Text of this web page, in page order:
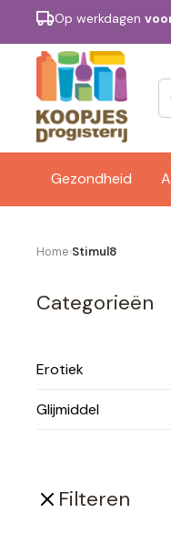
Op werkdagen
Gezondheid
Merken
Home›Stimul8
Categorieën
Erotiek
Glijmiddel
Filteren